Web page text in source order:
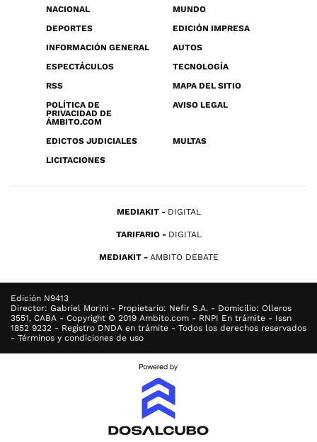
NACIONAL
MUNDO
DEPORTES
EDICIÓN IMPRESA
INFORMACIÓN GENERAL
AUTOS
ESPECTÁCULOS
TECNOLOGÍA
RSS
MAPA DEL SITIO
POLÍTICA DE
PRIVACIDAD DE
ÁMBITO.COM
AVISO LEGAL
EDICTOS JUDICIALES
MULTAS
LICITACIONES
MEDIAKIT DIGITAL
TARIFARIO DIGITAL
MEDIAKIT AMBITO DEBATE
Edición N9413
Director: Gabriel Morini - Propietario: Nefir S.A. - Domicilio: Olleros
3551, CABA - Copyright © 2019 Ambito.com - RNPI En trámite - Issn
1852 9232 - Registro DNDA en trámite - Todos los derechos reservados
- Términos y condiciones de uso